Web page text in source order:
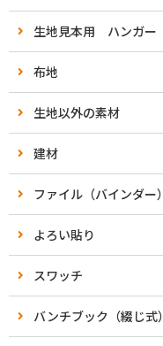
生地見本用 ハンガー
布地
生地以外の素材
建材
ファイル（バインダー）
よろい貼り
スワッチ
バンチブック（綴じ式）